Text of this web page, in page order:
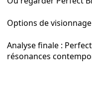
Options de visionnage
Analyse finale :
résonances